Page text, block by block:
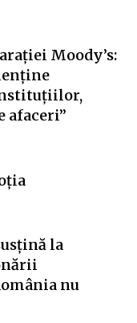
Moody’s:
afaceri”
la
nu